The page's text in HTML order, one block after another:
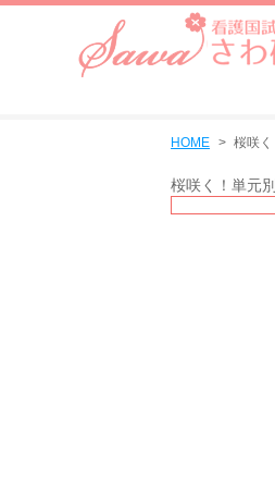
HOME 桜咲
桜咲く！単元